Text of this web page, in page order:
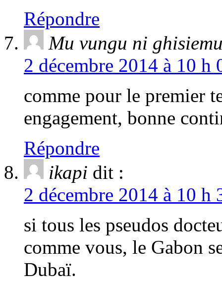
Répondre
Mu vungu ni
2 décembre 2014 à 10
comme pour le premier
engagement, bonne
Répondre
ikapi dit :
2 décembre 2014 à 10
si tous les pseudos
comme vous, le Gabon
Dubaï.